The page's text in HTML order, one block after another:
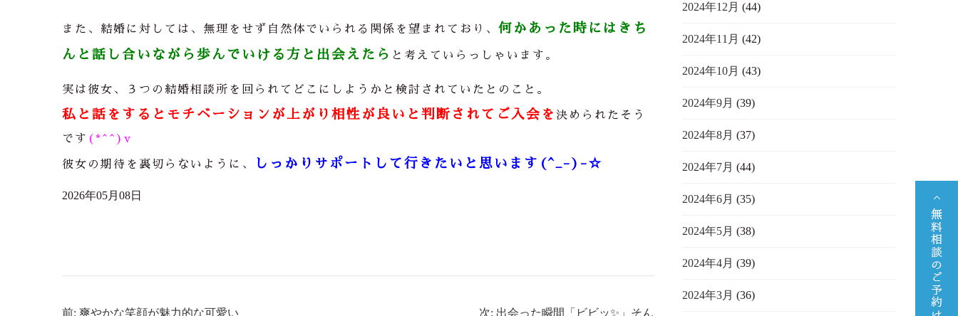
また、結婚に対しては、無理をせず自然体でいられる関係を望まれており、 何かあった時にはきち
んと話し合いながら歩んでいける方と出会えたら と考えていらっしゃいます。
実は彼女、３つの結婚相談所を回られてどこにしようかと検討されていたとのこと。
私と話をするとモチベーションが上がり相性が良いと判断されてご入会を 決められたそう
です (*^^)v
彼女の期待を裏切らないように、 しっかりサポートして行きたいと思います(^_-)-☆
2026年05月08日
前: 爽やかな笑顔が魅力的な可愛い
次: 出会った瞬間「ビビッ✨」そん
2024年12月 (44)
2024年11月 (42)
2024年10月 (43)
2024年9月 (39)
2024年8月 (37)
2024年7月 (44)
2024年6月 (35)
2024年5月 (38)
2024年4月 (39)
2024年3月 (36)